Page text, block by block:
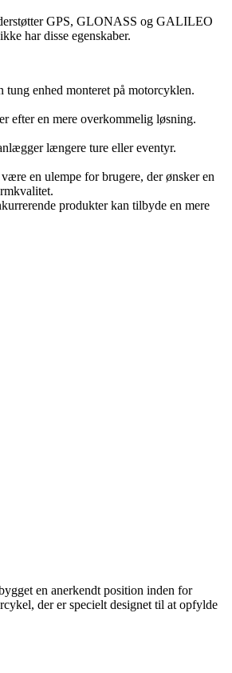
GPS, GLONASS og GALILEO
har disse egenskaber.
enhed monteret på motorcyklen.
efter en mere overkommelig løsning.
længere ture eller eventyr.
en ulempe for brugere, der ønsker en
produkter kan tilbyde en mere
en anerkendt position inden for
der er specielt designet til at opfylde